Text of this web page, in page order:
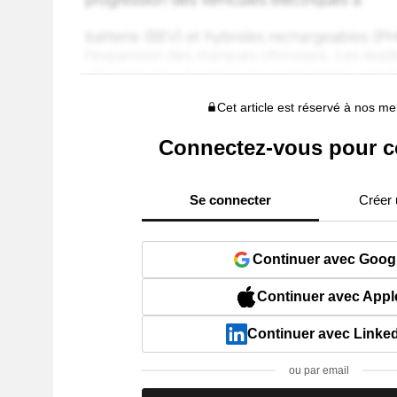
Cet article est réservé à nos
Connectez-vous pour
Se connecter Créer
Continuer avec
Continuer avec
Continuer avec
ou par email